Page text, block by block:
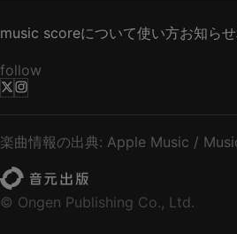
music scoreについて使い方お知らせ
follow
楽曲情報の出典: Apple Music /
© Ongen Publishing Co., Ltd.